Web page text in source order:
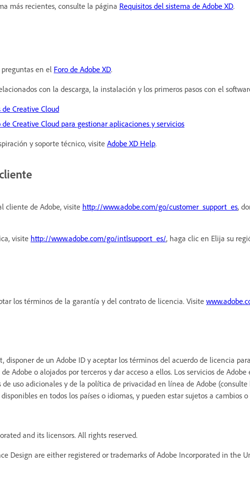
más recientes, consulte la página Requisitos del sistema de Adobe XD.
en el Foro de Adobe XD.
con la descarga, la instalación y los primeros pasos con el
Creative Cloud
Creative Cloud para gestionar aplicaciones y servicios
y soporte técnico, visite Adobe XD Help.
cliente de Adobe, visite http://www.adobe.com/go/customer_support_es,
visite http://www.adobe.com/go/intlsupport_es/, haga clic en Elija su
los términos de la garantía y del contrato de licencia. Visite
disponer de un Adobe ID y aceptar los términos del acuerdo de licencia
Adobe o alojados por terceros y dar acceso a ellos. Los servicios de
uso adicionales y de la política de privacidad en línea de Adobe (consulte
en todos los países o idiomas, y pueden estar sujetos a cambios
and its licensors. All rights reserved.
Design are either registered or trademarks of Adobe Incorporated in the